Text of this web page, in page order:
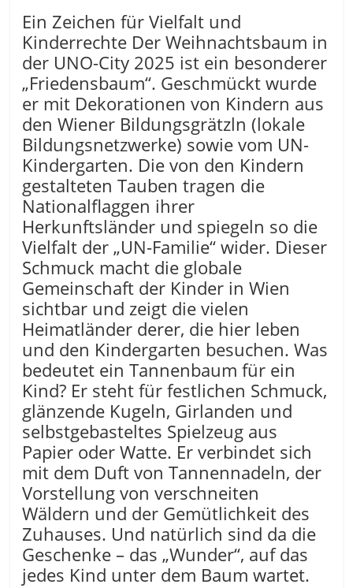
Ein Zeichen für Vielfalt und
Kinderrechte Der Weihnachtsbaum in
der UNO-City 2025 ist ein besonderer
„Friedensbaum“. Geschmückt wurde
er mit Dekorationen von Kindern aus
den Wiener Bildungsgrätzln (lokale
Bildungsnetzwerke) sowie vom UN-
Kindergarten. Die von den Kindern
gestalteten Tauben tragen die
Nationalflaggen ihrer
Herkunftsländer und spiegeln so die
Vielfalt der „UN-Familie“ wider. Dieser
Schmuck macht die globale
Gemeinschaft der Kinder in Wien
sichtbar und zeigt die vielen
Heimatländer derer, die hier leben
und den Kindergarten besuchen. Was
bedeutet ein Tannenbaum für ein
Kind? Er steht für festlichen Schmuck,
glänzende Kugeln, Girlanden und
selbstgebasteltes Spielzeug aus
Papier oder Watte. Er verbindet sich
mit dem Duft von Tannennadeln, der
Vorstellung von verschneiten
Wäldern und der Gemütlichkeit des
Zuhauses. Und natürlich sind da die
Geschenke – das „Wunder“, auf das
jedes Kind unter dem Baum wartet.